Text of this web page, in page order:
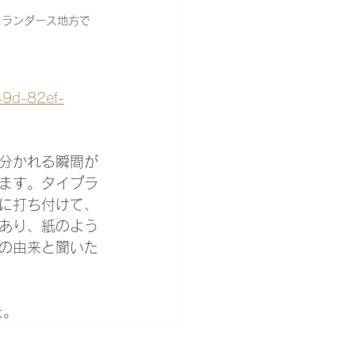
ンダース地方で
82ef-
かれる瞬間が
す。タイプラ
打ち付けて、
り、紙のよう
由来と聞いた